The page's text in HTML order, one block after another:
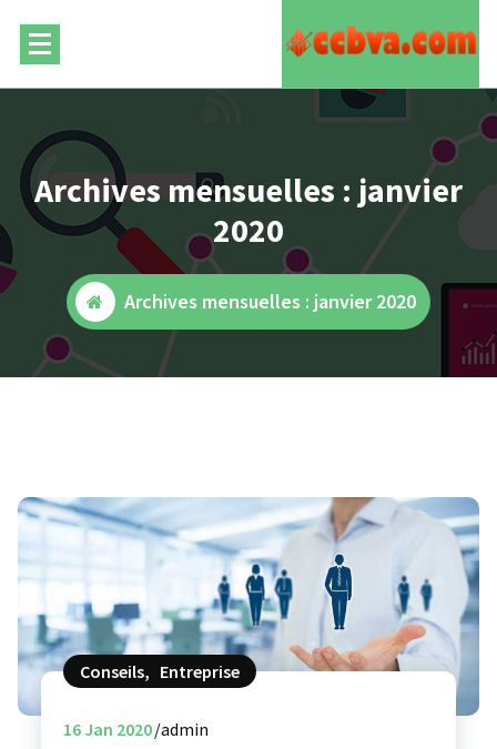
content
Archives mensuelles : janvier
2020
Archives mensuelles : janvier 2020
Conseils, Entreprise
16Jan 2020 admin